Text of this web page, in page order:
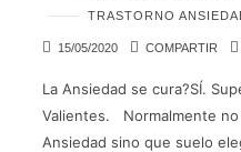
TRASTORNO
15/05/2020 COMPARTIR
La Ansiedad se cura?SÍ.
Valientes. Normalmente no
Ansiedad sino que suelo